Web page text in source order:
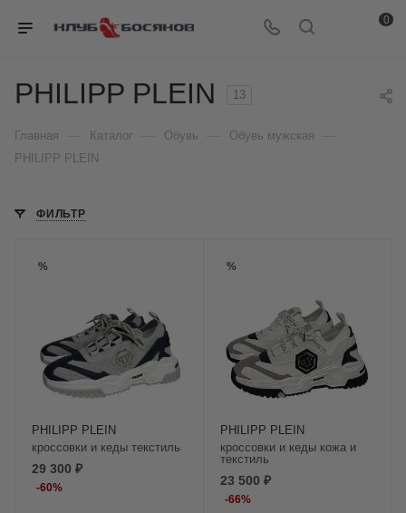
0
PHILIPP PLEIN 13
Главная Каталог Обувь Обувь мужская
PHILIPP PLEIN
ФИЛЬТР
%
PHILIPP PLEIN
кроссовки и кеды текстиль
29 300 ₽
-60%
%
PHILIPP PLEIN
кроссовки и кеды кожа и
текстиль
23 500 ₽
-66%